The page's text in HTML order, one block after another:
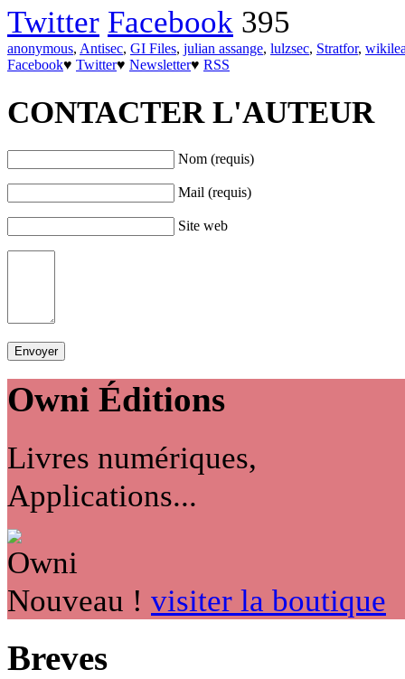
Twitter Facebook 395
anonymous, Antisec, GI Files, julian assange, lulzsec, Stratfor,
Facebook♥ Twitter♥ Newsletter♥ RSS
CONTACTER L'AUTEUR
Nom (requis)
Mail (requis)
Site web
Owni Éditions
Livres numériques,
Applications...
Nouveau ! visiter la boutique
Breves